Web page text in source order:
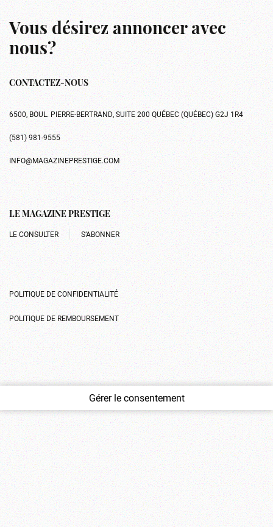
Vous désirez annoncer avec
nous?
CONTACTEZ-NOUS
6500, BOUL. PIERRE-BERTRAND, SUITE 200 QUÉBEC (QUÉBEC) G2J 1R4
(581) 981-9555
INFO@MAGAZINEPRESTIGE.COM
LE MAGAZINE PRESTIGE
LE CONSULTER S’ABONNER
POLITIQUE DE CONFIDENTIALITÉ
POLITIQUE DE REMBOURSEMENT
Gérer le consentement